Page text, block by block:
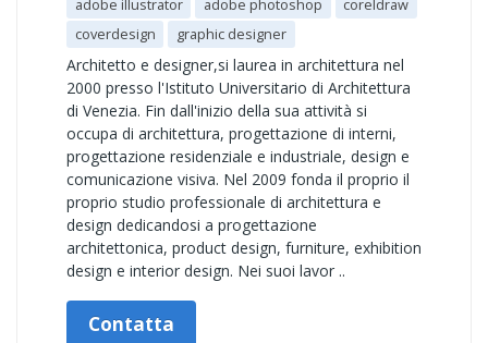
adobe illustrator adobe photoshop
coreldraw
coverdesign
graphic designer
Architetto e designer,si laurea in architettura nel
2000 presso l'Istituto Universitario di Architettura
di Venezia. Fin dall'inizio della sua attività si
occupa di architettura, progettazione di interni,
progettazione residenziale e industriale, design e
comunicazione visiva. Nel 2009 fonda il proprio il
proprio studio professionale di architettura e
design dedicandosi a progettazione
architettonica, product design, furniture, exhibition
design e interior design. Nei suoi lavor ..
Contatta